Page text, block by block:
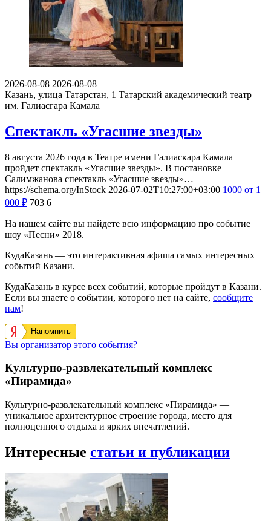
2026-08-08 2026-08-08
Казань, улица Татарстан, 1 Татарский академический театр
им. Галиасгара Камала
Спектакль «Угасшие звезды»
8 августа 2026 года в Театре имени Галиаскара Камала
пройдет спектакль «Угасшие звезды». В постановке
Салимжанова спектакль «Угасшие звезды»…
https://schema.org/InStock 2026-07-02T10:27:00+03:00 1000 от 1
000 ₽ 703 6
На нашем сайте вы найдете всю информацию про событие
шоу «Песни» 2018.
КудаКазань — это интерактивная афиша самых интересных
событий Казани.
КудаКазань в курсе всех событий, которые пройдут в Казани.
Если вы знаете о событии, которого нет на сайте, сообщите
нам!
Напомнить
Вы организатор этого события?
Культурно-развлекательный комплекс
«Пирамида»
Культурно-развлекательный комплекс «Пирамида» —
уникальное архитектурное строение города, место для
полноценного отдыха и ярких впечатлений.
Интересные статьи и публикации